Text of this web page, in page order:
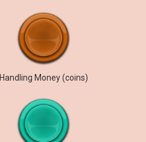
Handling Money (coins)